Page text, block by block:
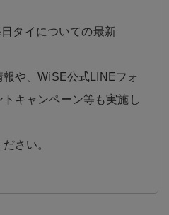
タイについての最新
や、WiSE公式LINEフォ
キャンペーン等も実施し
さい。